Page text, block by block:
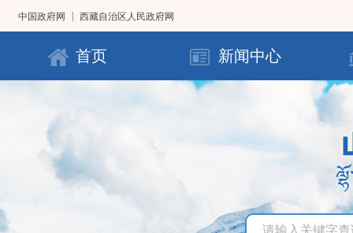
中国政府网 西藏自治区人民政府网
首页 新闻中心